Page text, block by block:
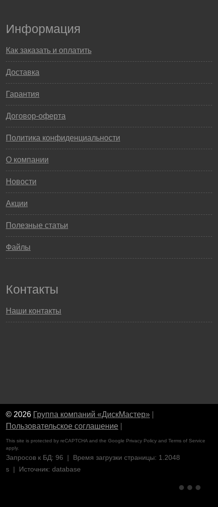
Информация
Как заказать и оплатить
Доставка
Гарантия
Договор-оферта
Политика конфиденциальности
О компании
Новости
Акции
Полезные статьи
Файлы
Контакты
Наши контакты
© 2026 Группа компаний «ДискМастер»
Пользовательское соглашение
This site is protected by reCAPTCHA and the Google Privacy Policy and Terms of Service
apply.
Запросов к БД: 96 | Время загрузки страницы: 1.2048
s | Источник: database